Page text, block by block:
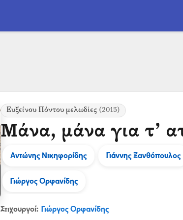
Ευξείνου Πόντου μελωδίες (2015)
Μάνα, μάνα για τ’
Αντώνης Νικηφορίδης Γιάννης Ξανθόπουλος
Γιώργος Ορφανίδης
Στιχουργοί: Γιώργος Ορφανίδης